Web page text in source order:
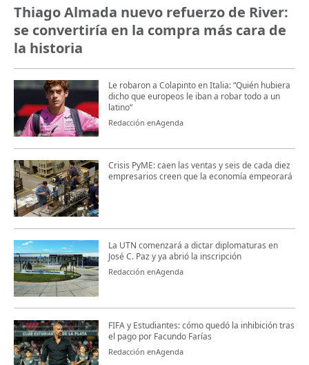
Thiago Almada nuevo refuerzo de River:
se convertiría en la compra más cara de
la historia
Le robaron a Colapinto en Italia: “Quién hubiera
dicho que europeos le iban a robar todo a un
latino“
Redacción enAgenda
Crisis PyME: caen las ventas y seis de cada diez
empresarios creen que la economía empeorará
La UTN comenzará a dictar diplomaturas en
José C. Paz y ya abrió la inscripción
Redacción enAgenda
FIFA y Estudiantes: cómo quedó la inhibición tras
el pago por Facundo Farías
Redacción enAgenda